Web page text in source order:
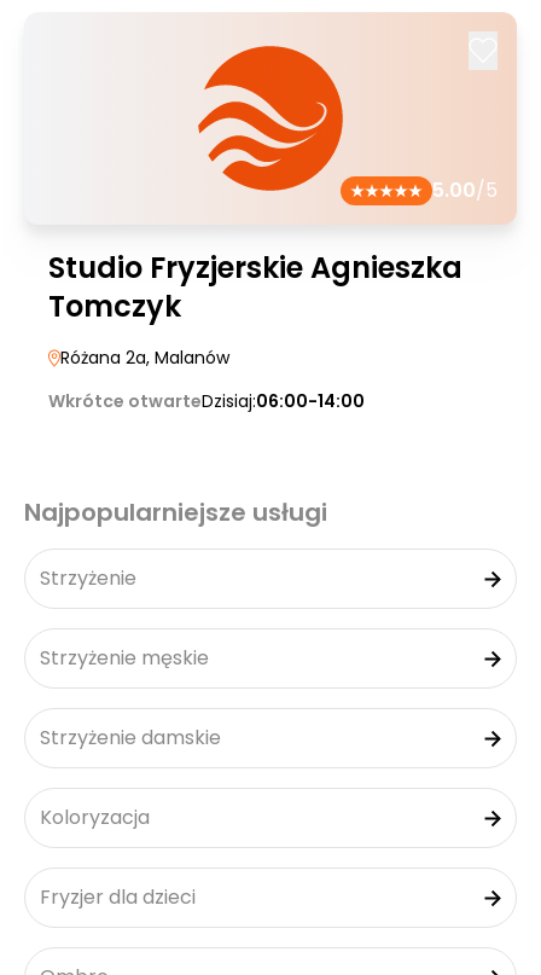
5.00/5
Studio Fryzjerskie Agnieszka
Tomczyk
Różana 2a, Malanów
Wkrótce otwarteDzisiaj:06:00-14:00
Najpopularniejsze usługi
Strzyżenie
Strzyżenie męskie
Strzyżenie damskie
Koloryzacja
Fryzjer dla dzieci